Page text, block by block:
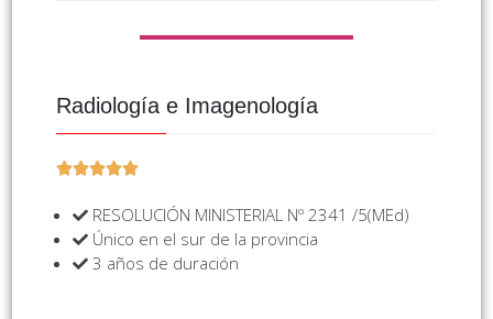
Radiología e Imagenología

RESOLUCIÓN MINISTERIAL Nº 2341 /5(MEd)
Único en el sur de la provincia
3 años de duración